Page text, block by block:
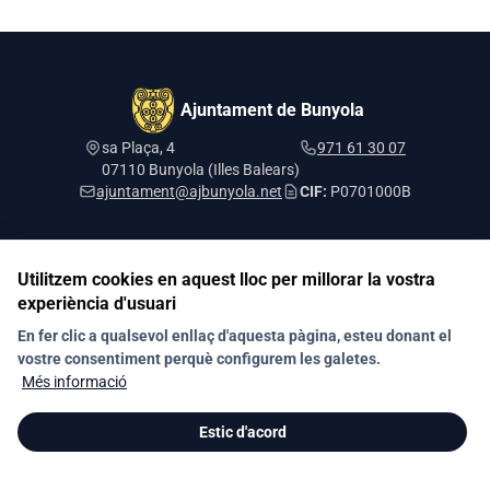
Ajuntament de Bunyola
sa Plaça, 4
07110 Bunyola (Illes Balears)
971 61 30 07
ajuntament@ajbunyola.net CIF: P0701000B
Segueix-nos a les xarxes socials
Política de privacitat
Protecció de dades
Registre d'Activitats
Utilitzem cookies en aquest lloc per millorar la vostra
experiència d'usuari
En fer clic a qualsevol enllaç d'aquesta pàgina, esteu donant el
vostre consentiment perquè configurem les galetes.
Més informació
Estic d'acord